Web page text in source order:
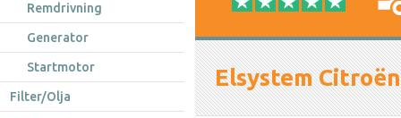
Remdrivning
Generator
Startmotor
Filter/Olja
Elsystem Citroën